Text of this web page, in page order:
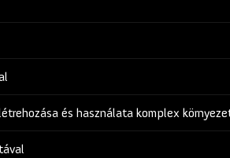
és használata komplex